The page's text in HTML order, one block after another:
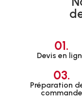
01.
Devis en
03.
Préparation
commande